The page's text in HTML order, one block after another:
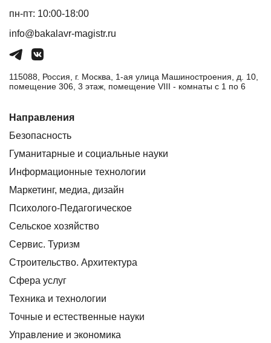
пн-пт: 10:00-18:00
info@bakalavr-magistr.ru
115088, Россия, г. Москва, 1-ая улица Машиностроения, д. 10,
помещение 306, 3 этаж, помещение VIII - комнаты с 1 по 6
Направления
Безопасность
Гуманитарные и социальные науки
Информационные технологии
Маркетинг, медиа, дизайн
Психолого-Педагогическое
Сельское хозяйство
Сервис. Туризм
Строительство. Архитектура
Сфера услуг
Техника и технологии
Точные и естественные науки
Управление и экономика